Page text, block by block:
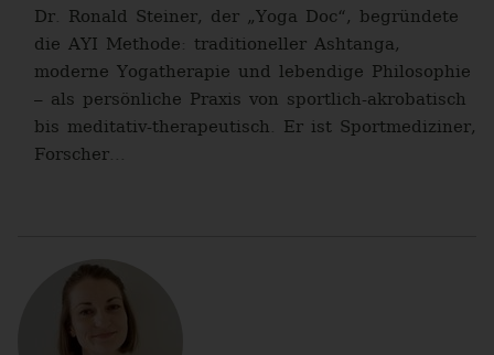
Dr. Ronald Steiner, der „Yoga Doc“, begründete
die AYI Methode: traditioneller Ashtanga,
moderne Yogatherapie und lebendige Philosophie
– als persönliche Praxis von sportlich-akrobatisch
bis meditativ-therapeutisch. Er ist Sportmediziner,
Forscher...